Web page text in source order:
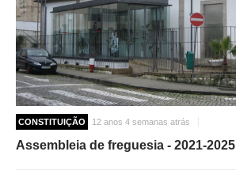
CONSTITUIÇÃO 12 anos 4 semanas atrás
Assembleia de freguesia - 2021-2025